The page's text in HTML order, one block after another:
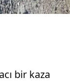
bir kaza